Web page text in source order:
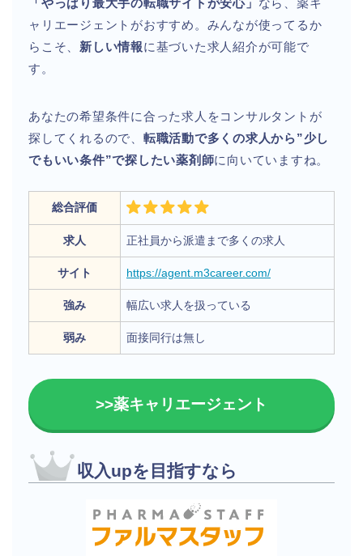
「やっぱり最大手の転職サイトが安心」 なら、薬キ
ャリエージェントがおすすめ。みんなが使ってるか
らこそ、 新しい情報に基づいた求人紹介が可能で
す。
あなたの希望条件に合った求人をコンサルタントが
探してくれるので、 転職活動で多くの求人から”少し
でもいい条件”で探したい薬剤師に向いていますね。
総合評価
求人 正社員から派遣まで多くの求人
サイト https://agent.m3career.com/
強み 幅広い求人を扱っている
弱み 面接同行は無し
>>薬キャリエージェント
収入upを目指すなら